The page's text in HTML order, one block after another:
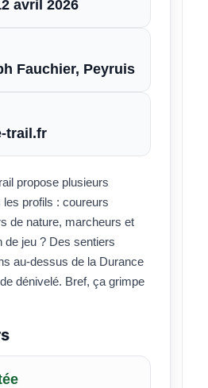
avril 2026
Fauchier, Peyruis
trail.fr
propose plusieurs
profils : coureurs
de nature, marcheurs et
de jeu ? Des sentiers
au-dessus de la Durance
dénivelé. Bref, ça grimpe